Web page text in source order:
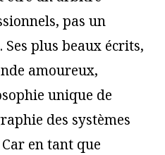
pas un
plus beaux écrits,
amoureux,
unique de
des systèmes
en tant que